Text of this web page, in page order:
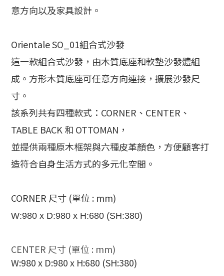
意方向以及家具設計。
Orientale SO_01組合式沙發
這一款組合式沙發，由木質底座和軟墊沙發體組
成。方形木質底座可任意方向連接， 擴展沙發尺
寸。
該系列共有四種款式： CORNER 、 CENTER 、
TABLE BACK 和 OTTOMAN ，
並提供兩種原木框架與六種皮革顏色，方便顧客打
造符合自身生活方式的多元化空間。
CORNER 尺寸 (單位 : mm)
W:980 x D:980 x H:680 (SH:380)
CENTER 尺寸 (單位 : mm)
W:980 x D:980 x H:680 (SH:380)